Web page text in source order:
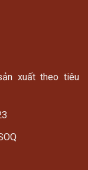
xuất theo tiêu